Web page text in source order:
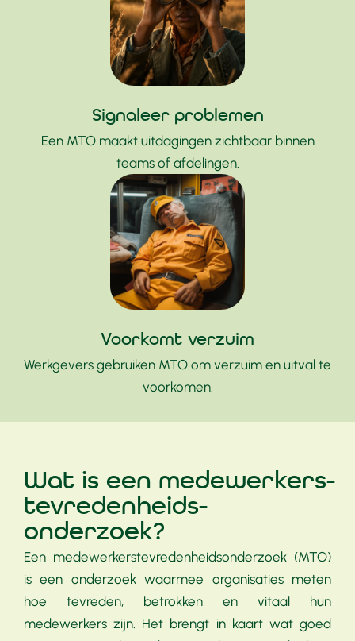
Signaleer problemen
Een MTO maakt uitdagingen zichtbaar binnen
teams of afdelingen.
Voorkomt verzuim
Werkgevers gebruiken MTO om verzuim en uitval te
voorkomen.
Wat is een medewerkers­
tevredenheids­
onderzoek?
Een medewerkers­tevredenheids­onderzoek (MTO)
is een onderzoek waarmee organisaties meten
hoe tevreden, betrokken en vitaal hun
medewerkers zijn. Het brengt in kaart wat goed